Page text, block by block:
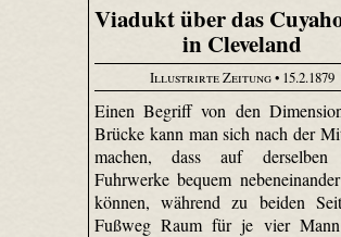
Viadukt über das
in Cleveland
Illustrirte Zeitung• 15.2.1879
Einen Begriff von den
Brücke kann man sich nach der
machen, dass auf derselben
Fuhrwerke bequem
können, während zu beiden
Fußweg Raum für je vier